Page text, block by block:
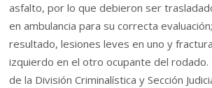
asfalto, por lo que debieron ser
en ambulancia para su correcta
resultado, lesiones leves en uno y
izquierdo en el otro ocupante del
de la División Criminalística y Sección